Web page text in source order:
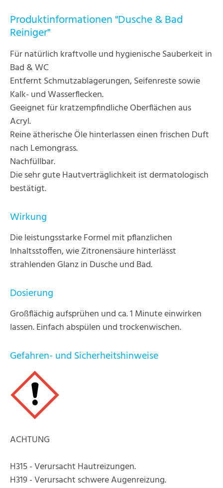
Produktinformationen "Dusche & Bad
Reiniger"
Für natürlich kraftvolle und hygienische Sauberkeit in
Bad & WC
Entfernt Schmutzablagerungen, Seifenreste sowie
Kalk- und Wasserflecken.
Geeignet für kratzempfindliche Oberflächen aus
Acryl.
Reine ätherische Öle hinterlassen einen frischen Duft
nach Lemongrass.
Nachfüllbar.
Die sehr gute Hautverträglichkeit ist dermatologisch
bestätigt.
Wirkung
Die leistungsstarke Formel mit pflanzlichen
Inhaltsstoffen, wie Zitronensäure hinterlässt
strahlenden Glanz in Dusche und Bad.
Dosierung
Großflächig aufsprühen und ca. 1 Minute einwirken
lassen. Einfach abspülen und trockenwischen.
Gefahren- und Sicherheitshinweise
ACHTUNG
H315 - Verursacht Hautreizungen.
H319 - Verursacht schwere Augenreizung.